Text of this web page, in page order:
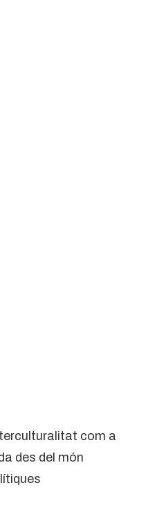
com a
des del món